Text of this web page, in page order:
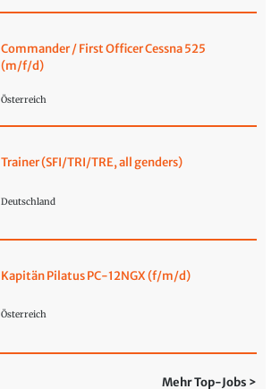
Commander / First Officer Cessna 525
(m/f/d)
Österreich
Trainer (SFI/TRI/TRE, all genders)
Deutschland
Kapitän Pilatus PC-12NGX (f/m/d)
Österreich
Mehr Top-Jobs >